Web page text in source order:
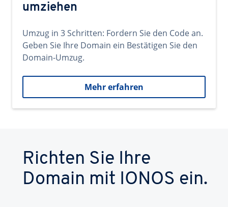
umziehen
Umzug in 3 Schritten: Fordern Sie den Code an.
Geben Sie Ihre Domain ein Bestätigen Sie den
Domain-Umzug.
Mehr erfahren
Richten Sie Ihre
Domain mit IONOS ein.